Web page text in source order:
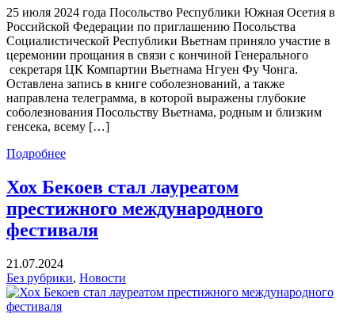
25 июля 2024 года Посольство Республики Южная Осетия в
Российской Федерации по приглашению Посольства
Социалистической Республики Вьетнам приняло участие в
церемонии прощания в связи с кончиной Генерального
секретаря ЦК Компартии Вьетнама Нгуен Фу Чонга.
Оставлена запись в книге соболезнований, а также
направлена телеграмма, в которой выражены глубокие
соболезнования Посольству Вьетнама, родным и близким
генсека, всему […]
Подробнее
Хох Бекоев стал лауреатом
престижного международного
фестиваля
21.07.2024
Без рубрики, Новости